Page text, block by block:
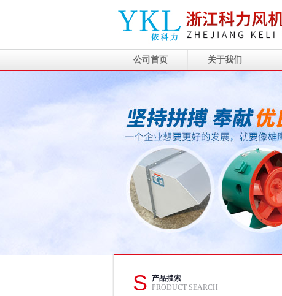
公司首页 关于我们
S
产品搜索
PRODUCT SEARCH